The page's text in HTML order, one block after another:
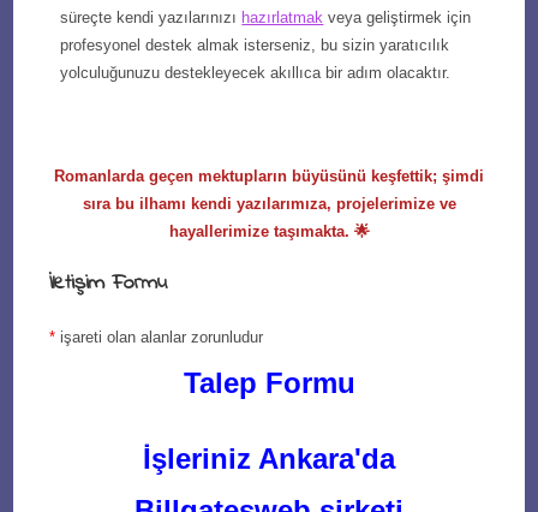
süreçte kendi yazılarınızı hazırlatmak veya geliştirmek için
profesyonel destek almak isterseniz, bu sizin yaratıcılık
yolculuğunuzu destekleyecek akıllıca bir adım olacaktır.
Romanlarda geçen mektupların büyüsünü keşfettik; şimdi
sıra bu ilhamı kendi yazılarımıza, projelerimize ve
hayallerimize taşımakta. 🌟
İletişim Formu
* işareti olan alanlar zorunludur
Talep Formu
İşleriniz Ankara'da